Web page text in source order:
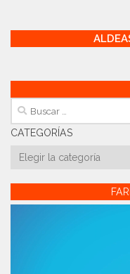
Buscar:
CATEGORÍAS
Categorías